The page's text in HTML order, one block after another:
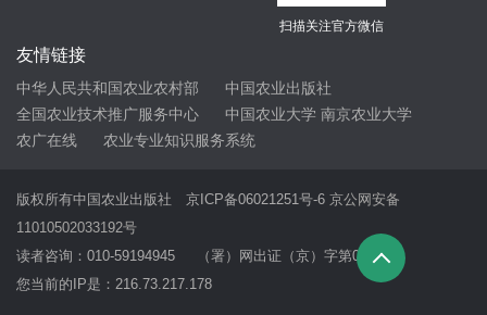
扫描关注官方微信
友情链接
中华人民共和国农业农村部
中国农业出版社
全国农业技术推广服务中心
中国农业大学 南京农业大学
农广在线
农业专业知识服务系统
版权所有中国农业出版社 京ICP备06021251号-6 京公网安备
11010502033192号
读者咨询：010-59194945 （署）网出证（京）字第069号
您当前的IP是： 216.73.217.178